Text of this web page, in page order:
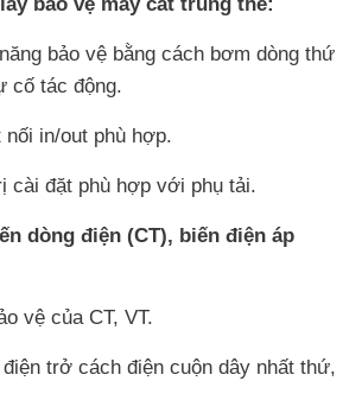
bảo vệ bằng cách bơm dòng thứ
cố tác động.
in/out phù hợp.
cài đặt phù hợp với phụ tải.
dòng điện (CT), biến điện áp
vệ của CT, VT.
trở cách điện cuộn dây nhất thứ,